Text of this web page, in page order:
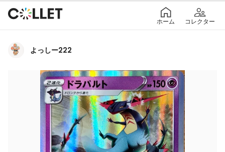
ホーム コレクター
よっしー222